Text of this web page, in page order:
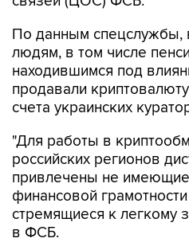
По данным спецслужбы,
людям, в том числе
находившимся под
продавали
счета украинских
"Для работы в
российских регионов
привлечены не имеющие
финансовой
стремящиеся к легкому
в ФСБ.